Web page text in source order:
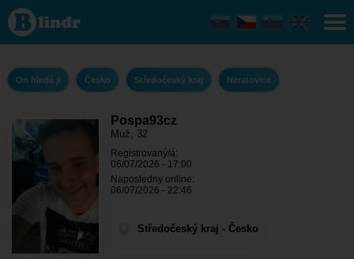
Pospa93cz -
On hledá ji
Středočeský
kraj -
On hledá ji Česko Středočeský kraj Neratovice
Pospa93cz
Muž, 32
Registrovaný/á:
06/07/2026 - 17:00
Naposledny online:
06/07/2026 - 22:46
Středočeský kraj - Česko